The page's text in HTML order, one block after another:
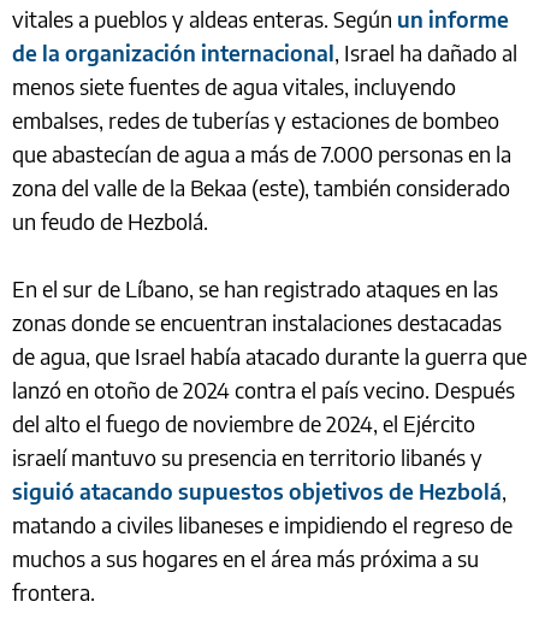
vitales a pueblos y aldeas enteras. Según un informe
de la organización internacional, Israel ha dañado al
menos siete fuentes de agua vitales, incluyendo
embalses, redes de tuberías y estaciones de bombeo
que abastecían de agua a más de 7.000 personas en la
zona del valle de la Bekaa (este), también considerado
un feudo de Hezbolá.
En el sur de Líbano, se han registrado ataques en las
zonas donde se encuentran instalaciones destacadas
de agua, que Israel había atacado durante la guerra que
lanzó en otoño de 2024 contra el país vecino. Después
del alto el fuego de noviembre de 2024, el Ejército
israelí mantuvo su presencia en territorio libanés y
siguió atacando supuestos objetivos de Hezbolá,
matando a civiles libaneses e impidiendo el regreso de
muchos a sus hogares en el área más próxima a su
frontera.